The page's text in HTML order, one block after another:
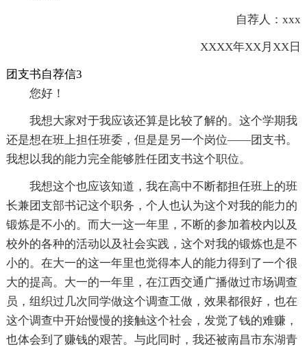
自荐人：xxx
XXXX年XX月XX日
团支书自荐信3
您好！
我想大家对于我应该还算是比较了解的。这个学期我
还是想在班上担任班委，但是是另一个岗位——团支书。
我想以我的能力完全能够胜任团支书这个职位。
我想这个也应该知道，我在高中不断都担任班上的班
长兼团支部书记这个职务，个人也认为这个对我的能力的
锻炼是不小的。而大一这一年里，不断的参加着校内以及
校外的各种的活动以及社会实践，这个对我的锻炼也是不
小的。在大一的这一年里也觉得本人的能力得到了一个很
大的提高。大一的一年里，在江西交通广播做过市场调查
员，组织过几次同学做这个调查工做，效果都很好，也在
这个调查中开始慢慢的接触这个社会，发觉了钱的难赚，
也体会到了赚钱的艰苦。与此同时，我还被南昌市东湖青